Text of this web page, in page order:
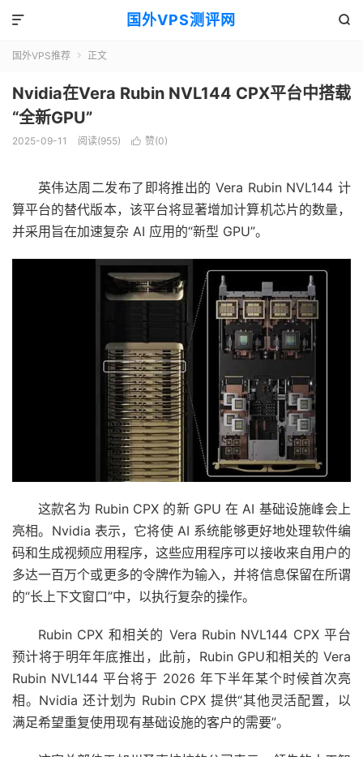
国外VPS测评网 

国外VPS推荐  正文
Nvidia在Vera Rubin NVL144 CPX平台中搭载
“全新GPU”
2025-09-11 阅读(955)  赞(0)
英伟达周二发布了即将推出的 Vera Rubin NVL144 计
算平台的替代版本，该平台将显著增加计算机芯片的数量，
并采用旨在加速复杂 AI 应用的“新型 GPU”。
这款名为 Rubin CPX 的新 GPU 在 AI 基础设施峰会上
亮相。Nvidia 表示，它将使 AI 系统能够更好地处理软件编
码和生成视频应用程序，这些应用程序可以接收来自用户的
多达一百万个或更多的令牌作为输入，并将信息保留在所谓
的“长上下文窗口”中，以执行复杂的操作。
Rubin CPX 和相关的 Vera Rubin NVL144 CPX 平台
预计将于明年年底推出，此前，Rubin GPU和相关的 Vera
Rubin NVL144 平台将于 2026 年下半年某个时候首次亮
相。Nvidia 还计划为 Rubin CPX 提供“其他灵活配置，以
满足希望重复使用现有基础设施的客户的需要”。